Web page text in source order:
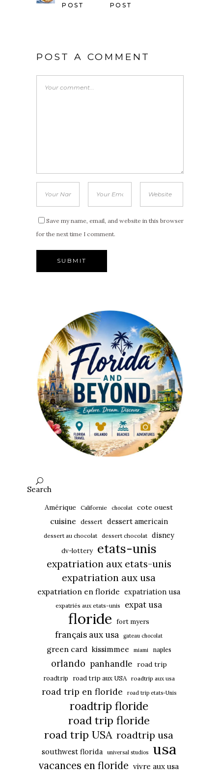
POST
POST
POST A COMMENT
Save my name, email, and website in this browser
for the next time I comment.
Search
Amérique Californie chocolat cote ouest
cuisine dessert dessert americain
dessert au chocolat dessert chocolat disney
dv-lottery etats-unis
expatriation aux etats-unis
expatriation aux usa
expatriation en floride expatriation usa
expatriés aux etats-unis expat usa
floride fort myers
français aux usa gateau chocolat
green card kissimmee miami naples
orlando panhandle road trip
roadtrip road trip aux USA roadtrip aux usa
road trip en floride road trip etats-Unis
roadtrip floride
road trip floride
road trip USA roadtrip usa
southwest florida universal studios usa
vacances en floride vivre aux usa